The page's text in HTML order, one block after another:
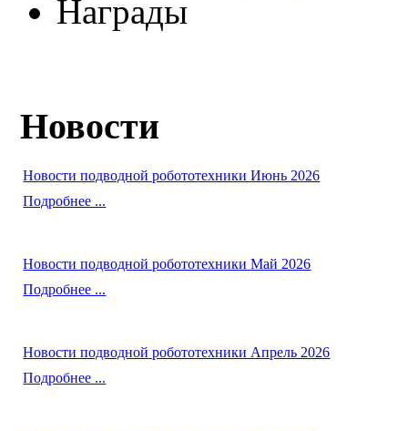
Награды
Новости
Новости подводной робототехники Июнь 2026
Подробнее ...
Новости подводной робототехники Май 2026
Подробнее ...
Новости подводной робототехники Апрель 2026
Подробнее ...